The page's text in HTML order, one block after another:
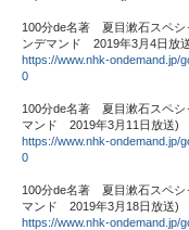
100分de名著 夏目漱石スペ
ンデマンド 2019年3月4日放
https://www.nhk-ondemand.jp/
0
100分de名著 夏目漱石スペ
マンド 2019年3月11日放送)
https://www.nhk-ondemand.jp/
0
100分de名著 夏目漱石スペ
マンド 2019年3月18日放送)
https://www.nhk-ondemand.jp/